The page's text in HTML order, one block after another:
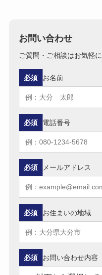
お問い合わせ
ご質問・ご相談はお気軽に
お名前
必須
電話番号
必須
メールアドレス
必須
お住まいの地域
必須
お問い合わせ内容
必須